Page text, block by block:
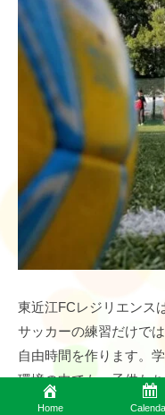
東近江FCレジリエンス
サッカーの練習だけで
自由時間を作ります。
環境の中でも、子供た
いついたりもします。
Home